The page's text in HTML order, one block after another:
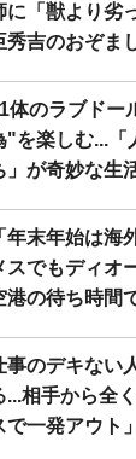
に「獣より劣
秀吉のおぞま
体のラブドー
"を楽しむ...「
」が奇妙な生
年末年始は海
スでもディオ
港の待ち時間
事のデキない
...相手から全
で一発アウト